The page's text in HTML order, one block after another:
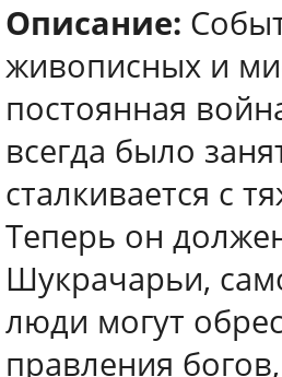
Описание:
живописных и
постоянная
всегда было
сталкивается с
Теперь он
Шукрачарьи,
люди могут
правления